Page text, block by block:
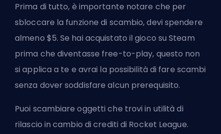
Prima di tutto, è importante notare che per
sbloccare la funzione di scambio, devi spendere
almeno $5. Se hai acquistato il gioco su Steam
prima che diventasse free-to-play, questo non
si applica a te e avrai la possibilità di fare scambi
senza dover soddisfare alcun prerequisito.
Puoi scambiare oggetti che trovi in ​​utilità di
rilascio in cambio di crediti di Rocket League.